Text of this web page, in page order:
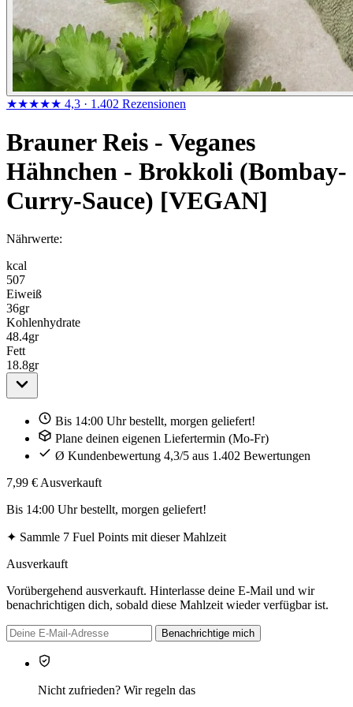
★★★★★ 4,3 · 1.402 Rezensionen
Brauner Reis - Veganes
Hähnchen - Brokkoli (Bombay-
Curry-Sauce) [VEGAN]
Nährwerte:
kcal
507
Eiweiß
36gr
Kohlenhydrate
48.4gr
Fett
18.8gr
Bis 14:00 Uhr bestellt, morgen geliefert!
Plane deinen eigenen Liefertermin (Mo-Fr)
Ø Kundenbewertung 4,3/5 aus 1.402 Bewertungen
7,99 € Ausverkauft
Bis 14:00 Uhr bestellt, morgen geliefert!
✦ Sammle 7 Fuel Points mit dieser Mahlzeit
Ausverkauft
Vorübergehend ausverkauft. Hinterlasse deine E-Mail und wir
benachrichtigen dich, sobald diese Mahlzeit wieder verfügbar ist.
Benachrichtige mich
Nicht zufrieden? Wir regeln das